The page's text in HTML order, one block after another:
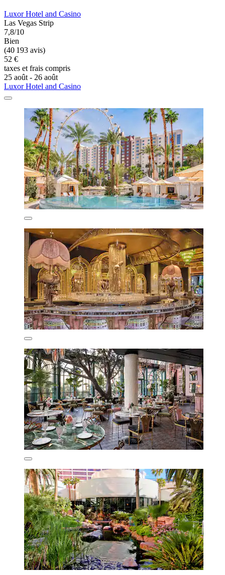
Luxor Hotel and Casino
Las Vegas Strip
7,8/10
Bien
(40 193 avis)
52 €
taxes et frais compris
25 août - 26 août
Luxor Hotel and Casino